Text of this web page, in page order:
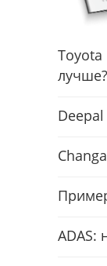
Toyota
лучше?
ADAS: